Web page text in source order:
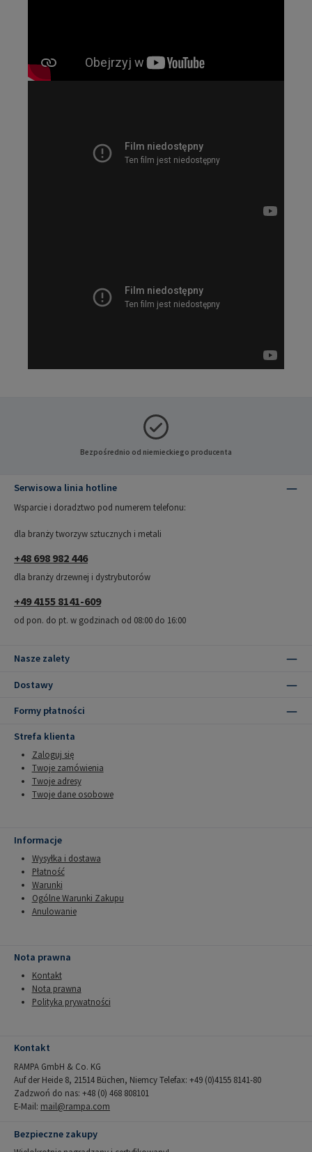
Bezpośrednio od niemieckiego producenta
Serwisowa linia hotline
Wsparcie i doradztwo pod numerem telefonu:
dla branży tworzyw sztucznych i metali
+48 698 982 446
dla branży drzewnej i dystrybutorów
+49 4155 8141-609
od pon. do pt. w godzinach od 08:00 do 16:00
Nasze zalety
Dostawy
Formy płatności
Strefa klienta
Zaloguj się
Twoje zamówienia
Twoje adresy
Twoje dane osobowe
Informacje
Wysyłka i dostawa
Płatność
Warunki
Ogólne Warunki Zakupu
Anulowanie
Nota prawna
Kontakt
Nota prawna
Polityka prywatności
Kontakt
RAMPA GmbH & Co. KG
Auf der Heide 8, 21514 Büchen, Niemcy Telefax: +49 (0)4155 8141-80
Zadzwoń do nas: +48 (0) 468 808101
E-Mail: mail@rampa.com
Bezpieczne zakupy